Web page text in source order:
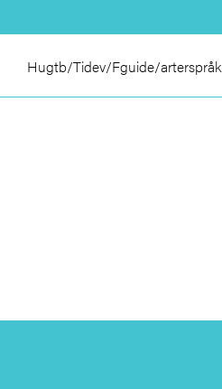
Hugtb/Tidev/Fguide/arterspråk